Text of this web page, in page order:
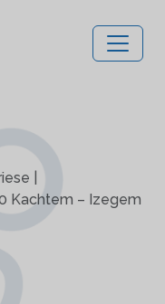
|
Kachtem – Izegem